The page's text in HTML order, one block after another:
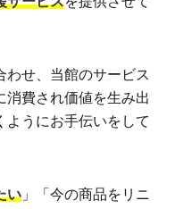
わせ、当館のサービス
消費され価値を生み出
ようにお手伝いをして
い 」「今の商品をリニ